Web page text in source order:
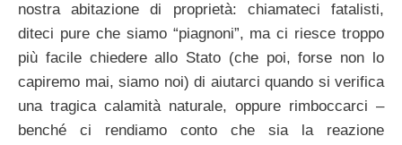
nostra abitazione di proprietà: chiamateci fatalisti,
diteci pure che siamo “piagnoni”, ma ci riesce troppo
più facile chiedere allo Stato (che poi, forse non lo
capiremo mai, siamo noi) di aiutarci quando si verifica
una tragica calamità naturale, oppure rimboccarci –
benché ci rendiamo conto che sia la reazione